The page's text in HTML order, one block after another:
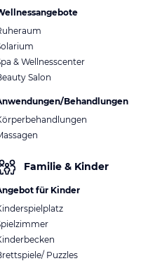
& Wellnesscenter
Salon
Behandlungen
Familie & Kinder
für Kinder
Puzzles